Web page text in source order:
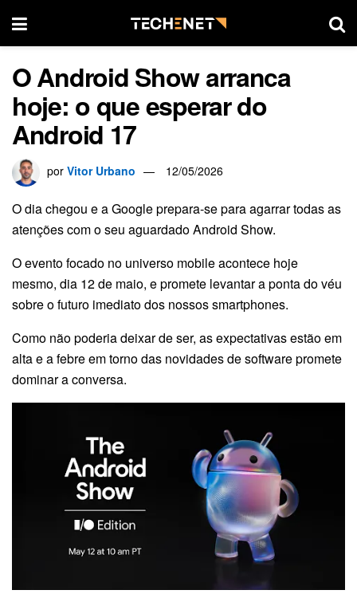
O Android Show arranca
hoje: o que esperar do
Android 17
por Vitor Urbano 12/05/2026
O dia chegou e a Google prepara-se para agarrar todas as
atenções com o seu aguardado Android Show.
O evento focado no universo mobile acontece hoje
mesmo, dia 12 de maio, e promete levantar a ponta do véu
sobre o futuro imediato dos nossos smartphones.
Como não poderia deixar de ser, as expectativas estão em
alta e a febre em torno das novidades de software promete
dominar a conversa.